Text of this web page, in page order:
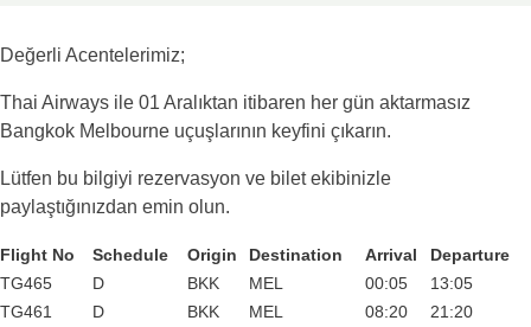
Değerli Acentelerimiz;
Thai Airways ile 01 Aralıktan itibaren her gün aktarmasız
Bangkok Melbourne uçuşlarının keyfini çıkarın.
Lütfen bu bilgiyi rezervasyon ve bilet ekibinizle
paylaştığınızdan emin olun.
Flight No Schedule Origin Destination Arrival
Departure
TG465
D BKK MEL 00:05
13:05
TG461
D BKK MEL 08:20 21:20